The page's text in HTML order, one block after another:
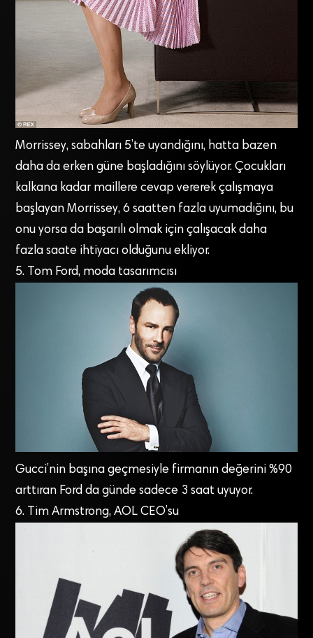
Morrissey, sabahları 5’te uyandığını, hatta bazen
daha da erken güne başladığını söylüyor. Çocukları
kalkana kadar maillere cevap vererek çalışmaya
başlayan Morrissey, 6 saatten fazla uyumadığını, bu
onu yorsa da başarılı olmak için çalışacak daha
fazla saate ihtiyacı olduğunu ekliyor.
5. Tom Ford, moda tasarımcısı
Gucci’nin başına geçmesiyle firmanın değerini %90
arttıran Ford da günde sadece 3 saat uyuyor.
6. Tim Armstrong, AOL CEO’su